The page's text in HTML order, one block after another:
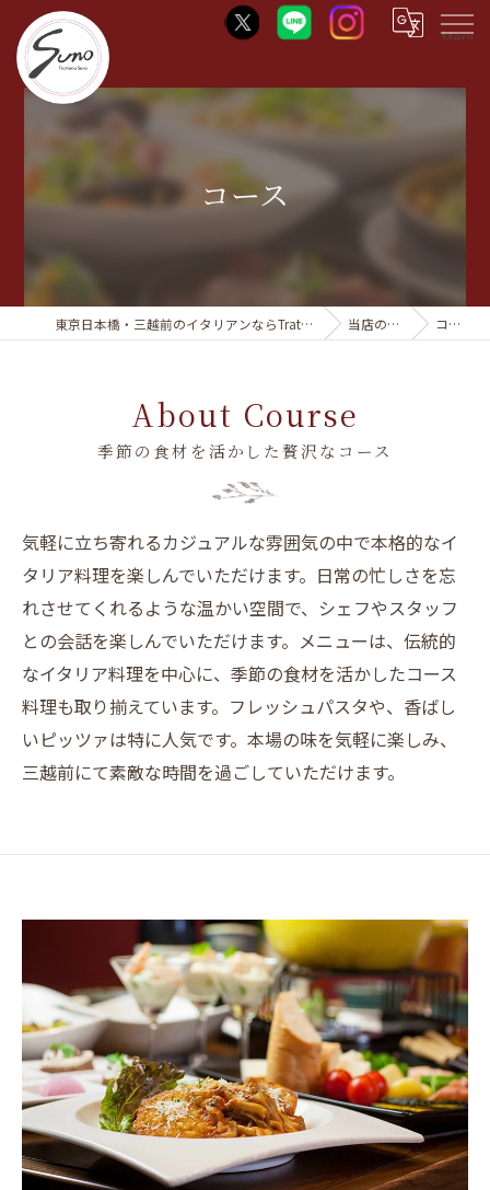
Menu
コース
東京日本橋・三越前のイタリアンならTrattoria Suno 当店の特徴 コース
季節の食材を活かした贅沢なコース
About Course
気軽に立ち寄れるカジュアルな雰囲気の中で本格的なイ
タリア料理を楽しんでいただけます。日常の忙しさを忘
れさせてくれるような温かい空間で、シェフやスタッフ
との会話を楽しんでいただけます。メニューは、伝統的
なイタリア料理を中心に、季節の食材を活かしたコース
料理も取り揃えています。フレッシュパスタや、香ばし
いピッツァは特に人気です。本場の味を気軽に楽しみ、
三越前にて素敵な時間を過ごしていただけます。